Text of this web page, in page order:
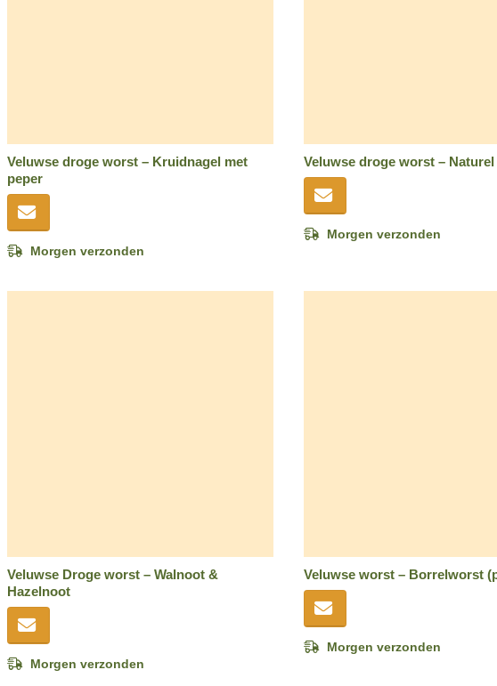
Veluwse droge worst – Kruidnagel met
peper
Morgen verzonden
Veluwse droge worst – Naturel
Morgen verzonden
Veluwse Droge worst – Walnoot &
Hazelnoot
Morgen verzonden
Veluwse worst – Borrelworst
Morgen verzonden